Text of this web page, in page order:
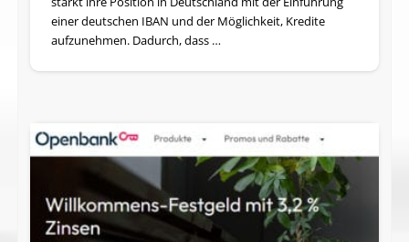
einer deutschen IBAN und der Möglichkeit, Kredite
aufzunehmen. Dadurch, dass …